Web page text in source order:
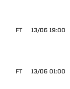
13/06 19:00
FT
13/06 01:00
FT